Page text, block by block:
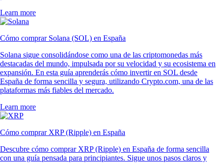
Learn more
Cómo comprar Solana (SOL) en España
Solana sigue consolidándose como una de las criptomonedas más
destacadas del mundo, impulsada por su velocidad y su ecosistema en
expansión. En esta guía aprenderás cómo invertir en SOL desde
España de forma sencilla y segura, utilizando Crypto.com, una de las
plataformas más fiables del mercado.
Learn more
Cómo comprar XRP (Ripple) en España
Descubre cómo comprar XRP (Ripple) en España de forma sencilla
con una guía pensada para principiantes. Sigue unos pasos claros y